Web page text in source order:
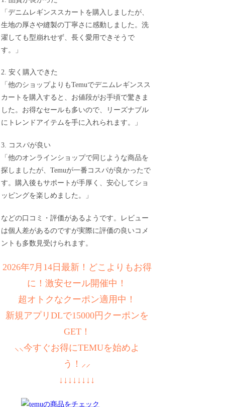
「デニムレギンススカートを購入しましたが、
生地の厚さや縫製の丁寧さに感動しました。洗
濯しても型崩れせず、長く愛用できそうで
す。」
2. 安く購入できた
「他のショップよりもTemuでデニムレギンスス
カートを購入すると、お値段がお手頃で驚きま
した。お得なセールも多いので、リーズナブル
にトレンドアイテムを手に入れられます。」
3. コスパが良い
「他のオンラインショップで同じような商品を
探しましたが、Temuが一番コスパが良かったで
す。購入後もサポートが手厚く、安心してショ
ッピングを楽しめました。」
などの口コミ・評価があるようです。レビュー
は個人差があるのですが実際に評価の良いコメ
ントも多数見受けられます。
2026年7月14日最新！どこよりもお得
に！激安セール開催中！
超オトクなクーポン適用中！
新規アプリDLで15000円クーポンを
GET！
⸜⸜今すぐお得にTEMUを始めよ
う！⸝⸝
↓↓↓↓↓↓↓↓